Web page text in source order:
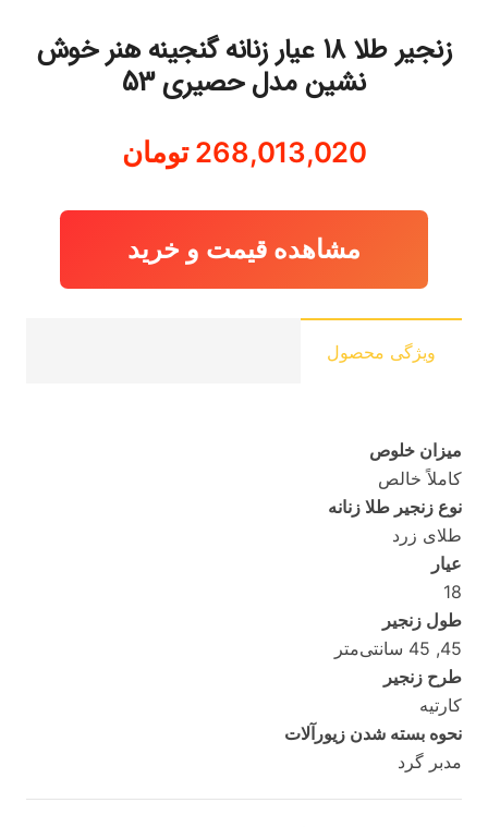
زنجیر طلا 18 عیار زنانه گنجینه هنر خوش
نشین مدل حصیری 53
268,013,020 تومان
مشاهده قیمت و خرید
ویژگی محصول
میزان خلوص
کاملاً خالص
نوع زنجیر طلا زنانه
طلای زرد
عیار
18
طول زنجیر
45, 45 سانتی‌متر
طرح زنجیر
کارتیه
نحوه بسته شدن زیورآلات
مدبر گرد